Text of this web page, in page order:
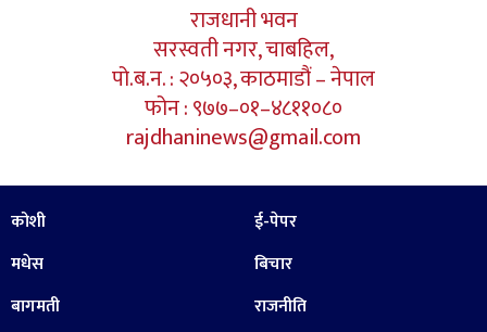
राजधानी भवन
सरस्वती नगर, चाबहिल,
पो.ब.न. : २०५०३, काठमाडौं – नेपाल
फोन : ९७७–०१–४८११०८०
rajdhaninews@gmail.com
कोशी
मधेस
बागमती
ई-पेपर
बिचार
राजनीति